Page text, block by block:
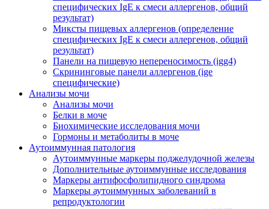
специфических IgE к смеси аллергенов, общий
результат)
Миксты пищевых аллергенов (определение
специфических IgE к смеси аллергенов, общий
результат)
Панели на пищевую непереносимость (igg4)
Скрининговые панели аллергенов (ige
специфические)
Анализы мочи
Анализы мочи
Белки в моче
Биохимические исследования мочи
Гормоны и метаболиты в моче
Аутоиммунная патология
Аутоиммунные маркеры поджелудочной железы
Дополнительные аутоиммунные исследования
Маркеры антифосфолипидного синдрома
Маркеры аутоиммунных заболеваний в
репродуктологии